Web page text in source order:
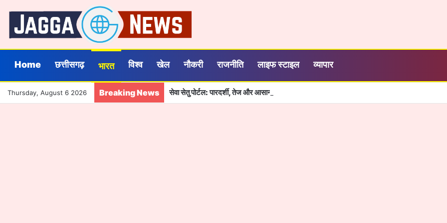
Home छत्तीसगढ़ भारत विश्व खेल नौकरी राजनीति लाइफ स्टाइल व्यापार
Thursday, August 6 2026 Breaking News सेवा सेतु पोर्टल: पारदर्शी, तेज और आसान हुई सरकारी सेवाओं की व्यवस्था